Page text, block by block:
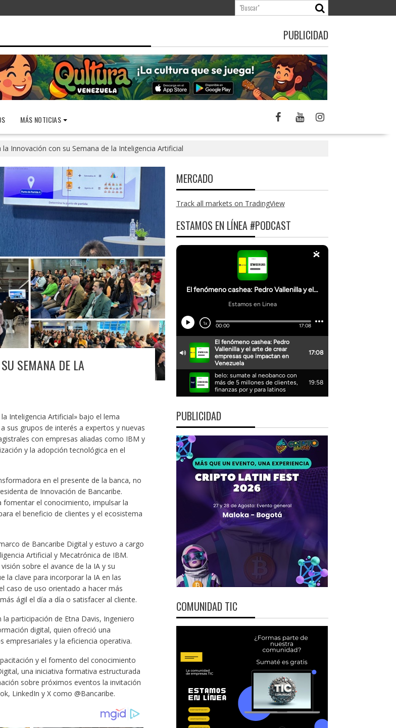
PUBLICIDAD
MÁS NOTICIAS
la Innovación con su Semana de la Inteligencia Artificial
SEMANA DE LA
Inteligencia Artificial» bajo el lema
sus grupos de interés a expertos y nuevas
con empresas aliadas como IBM y
y la adopción tecnológica en el
en el presente de la banca, no
de Innovación de Bancaribe.
fomentar el conocimiento, impulsar la
el beneficio de clientes y el ecosistema
de Bancaribe Digital y estuvo a cargo
Artificial y Mecatrónica de IBM.
sobre el avance de la IA y su
la clave para incorporar la IA en las
caso de uso orientado a hacer más
ágil el día a día o satisfacer al cliente.
participación de Etna Davis, Ingeniero
digital, quien ofreció una
y la eficiencia operativa.
y el fomento del conocimiento
una iniciativa formativa estructurada
sobre próximos eventos la invitación
LinkedIn y X como @Bancaribe.
MERCADO
Track all markets on TradingView
ESTAMOS EN LÍNEA #PODCAST
PUBLICIDAD
COMUNIDAD TIC